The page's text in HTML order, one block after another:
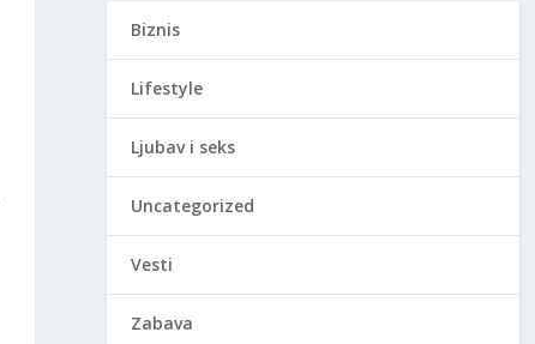
Biznis
Lifestyle
Ljubav i seks
Uncategorized
Vesti
Zabava